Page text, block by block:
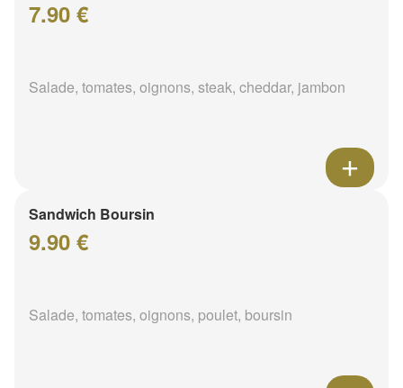
7.90 €
Salade, tomates, oignons, steak, cheddar, jambon
Sandwich Boursin
9.90 €
Salade, tomates, oignons, poulet, boursin